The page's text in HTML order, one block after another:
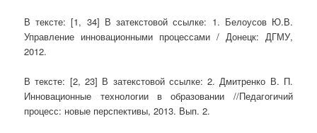
В тексте: [1, 34] В затекстовой ссылке: 1. Белоусов Ю.В.
Управление инновационными процессами / Донецк: ДГМУ,
2012.
В тексте: [2, 23] В затекстовой ссылке: 2. Дмитренко В. П.
Инновационные технологии в образовании //Педагогичий
процесс: новые перспективы, 2013. Вып. 2.